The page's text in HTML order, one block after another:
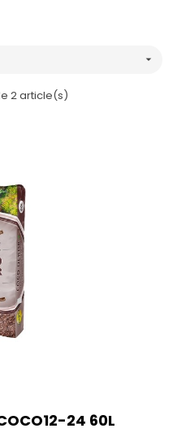

2 article(s)
24 60L